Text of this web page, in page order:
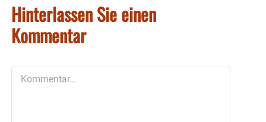
Hinterlassen Sie einen
Kommentar